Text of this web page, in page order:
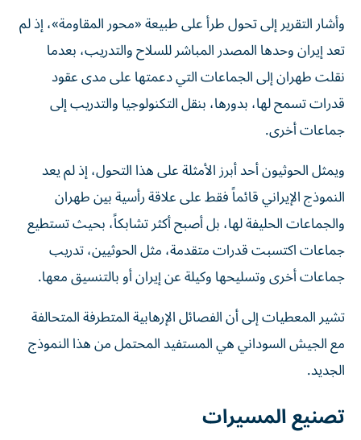
وأشار التقرير إلى تحول طرأ على طبيعة «محور المقاومة»، إذ لم
تعد إيران وحدها المصدر المباشر للسلاح والتدريب، بعدما
نقلت طهران إلى الجماعات التي دعمتها على مدى عقود
قدرات تسمح لها، بدورها، بنقل التكنولوجيا والتدريب إلى
جماعات أخرى.
ويمثل الحوثيون أحد أبرز الأمثلة على هذا التحول، إذ لم يعد
النموذج الإيراني قائماً فقط على علاقة رأسية بين طهران
والجماعات الحليفة لها، بل أصبح أكثر تشابكاً، بحيث تستطيع
جماعات اكتسبت قدرات متقدمة، مثل الحوثيين، تدريب
جماعات أخرى وتسليحها وكيلة عن إيران أو بالتنسيق معها.
تشير المعطيات إلى أن الفصائل الإرهابية المتطرفة المتحالفة
مع الجيش السوداني هي المستفيد المحتمل من هذا النموذج
الجديد.
تصنيع المسيرات